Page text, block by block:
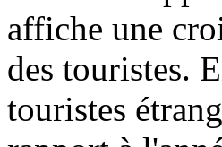
affiche une
des touristes.
touristes